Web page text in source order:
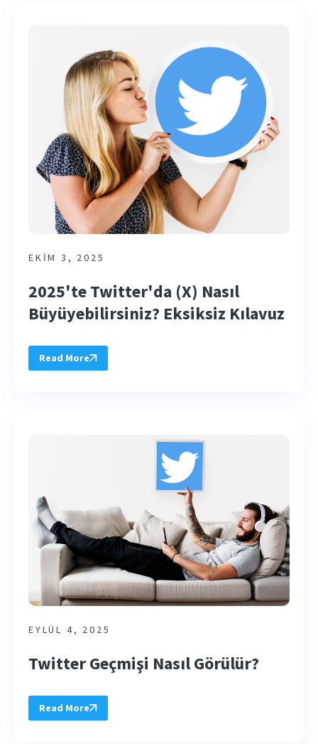
EKIM 3, 2025
2025'te Twitter'da (X) Nasıl
Büyüyebilirsiniz? Eksiksiz Kılavuz
Read More
EYLÜL 4, 2025
Twitter Geçmişi Nasıl Görülür?
Read More